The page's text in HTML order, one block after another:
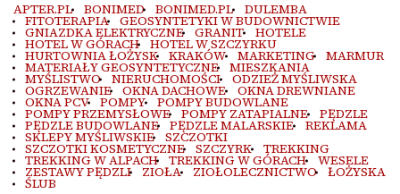
APTER.PL BONIMED BONIMED.PL DULEMBA
FITOTERAPIA GEOSYNTETYKI W BUDOWNICTWIE
GNIAZDKA ELEKTRYCZNE GRANIT HOTELE
HOTEL W GÓRACH HOTEL W SZCZYRKU
HURTOWNIA ŁOŻYSK KRAKÓW MARKETING MARMUR
MATERIAŁY GEOSYNTETYCZNE MIESZKANIA
MYŚLISTWO NIERUCHOMOŚCI ODZIEŻ MYŚLIWSKA
OGRZEWANIE OKNA DACHOWE OKNA DREWNIANE
OKNA PCV POMPY POMPY BUDOWLANE
POMPY PRZEMYSŁOWE POMPY ZATAPIALNE PĘDZLE
PĘDZLE BUDOWLANE PĘDZLE MALARSKIE REKLAMA
SKLEPY MYŚLIWSKIE SZCZOTKI
SZCZOTKI KOSMETYCZNE SZCZYRK TREKKING
TREKKING W ALPACH TREKKING W GÓRACH WESELE
ZESTAWY PĘDZLI ZIOŁA ZIOŁOLECZNICTWO ŁOŻYSKA
ŚLUB